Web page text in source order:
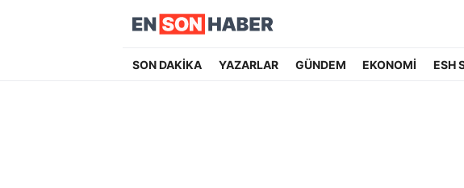
SON DAKİKA YAZARLAR GÜNDEM EKONOMİ ESH